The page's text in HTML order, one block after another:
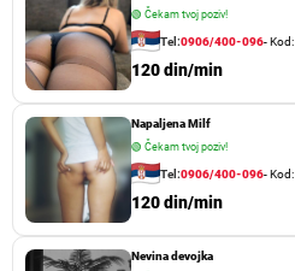
🟢 Čekam tvoj poziv!
Tel:0906/400-096- Kod:
120 din/min
Napaljena Milf
🟢 Čekam tvoj poziv!
Tel:0906/400-096- Kod:
120 din/min
Nevina devojka